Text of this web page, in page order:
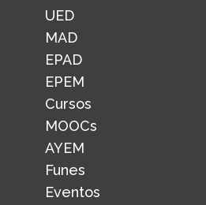
UED
MAD
EPAD
EPEM
Cursos
MOOCs
AYEM
Funes
Eventos